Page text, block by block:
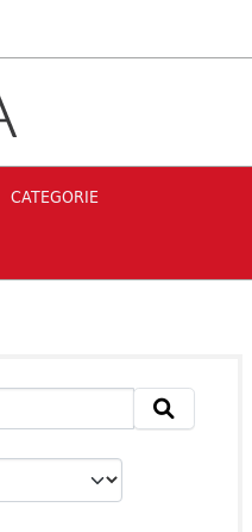
CATEGORIE